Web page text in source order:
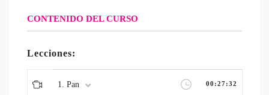
CONTENIDO DEL CURSO
Lecciones:
1. Pan 00:27:32